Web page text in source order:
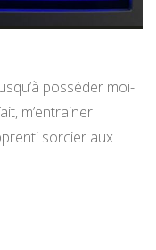
posséder moi-
m’entrainer
sorcier aux